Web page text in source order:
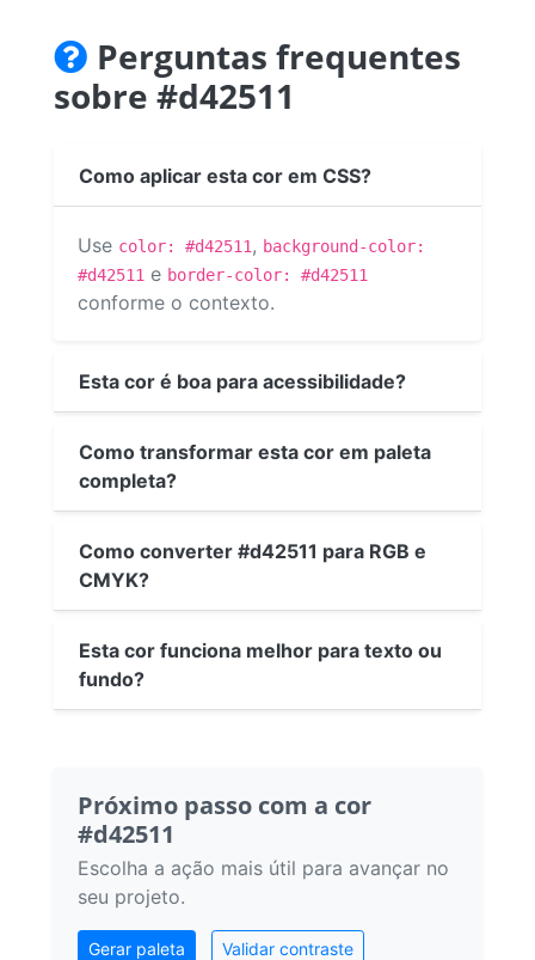
Perguntas frequentes
sobre #d42511
Como aplicar esta cor em CSS?
Use color: #d42511, background-color:
#d42511 e border-color: #d42511
conforme o contexto.
Esta cor é boa para acessibilidade?
Como transformar esta cor em paleta
completa?
Como converter #d42511 para RGB e
CMYK?
Esta cor funciona melhor para texto ou
fundo?
Próximo passo com a cor
#d42511
Escolha a ação mais útil para avançar no
seu projeto.
Gerar paleta
Validar contraste